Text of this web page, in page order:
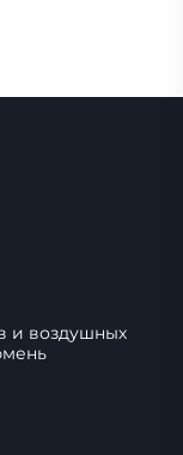
и воздушных